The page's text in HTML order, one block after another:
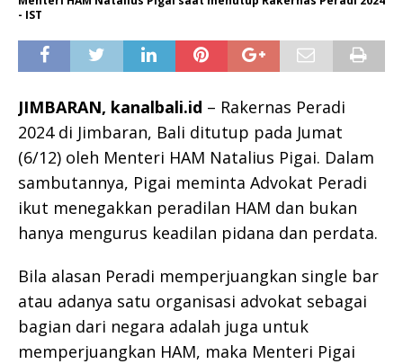
- IST
JIMBARAN, kanalbali.id – Rakernas Peradi
2024 di Jimbaran, Bali ditutup pada Jumat
(6/12) oleh Menteri HAM Natalius Pigai. Dalam
sambutannya, Pigai meminta Advokat Peradi
ikut menegakkan peradilan HAM dan bukan
hanya mengurus keadilan pidana dan perdata.
Bila alasan Peradi memperjuangkan single bar
atau adanya satu organisasi advokat sebagai
bagian dari negara adalah juga untuk
memperjuangkan HAM, maka Menteri Pigai